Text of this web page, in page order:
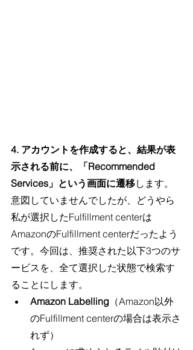
4. アカウントを作成すると、結果が表
示される前に、「Recommended
Services」という画面に遷移します。
意図していませんでしたが、どうやら
私が選択したFulfillment centerは
AmazonのFulfillment centerだったよう
です。今回は、推奨された以下3つのサ
ービスを、全て選択した状態で検索す
ることにします。
Amazon Labelling （Amazon以外
のFulfillment centerの場合は表示さ
れず）